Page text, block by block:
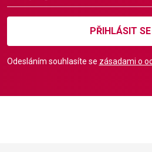
PŘIHLÁSIT
Odesláním souhlasíte se zásadami o